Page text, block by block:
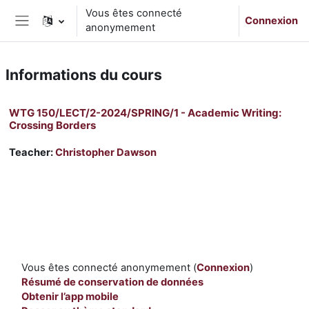
Passer au contenu principal
Panneau latéral
Vous êtes connecté
anonymement
Connexion
Informations du cours
WTG 150/LECT/2-2024/SPRING/1 - Academic Writing:
Crossing Borders
Teacher:Christopher Dawson
Vous êtes connecté anonymement (Connexion)
Résumé de conservation de données
Obtenir l’app mobile